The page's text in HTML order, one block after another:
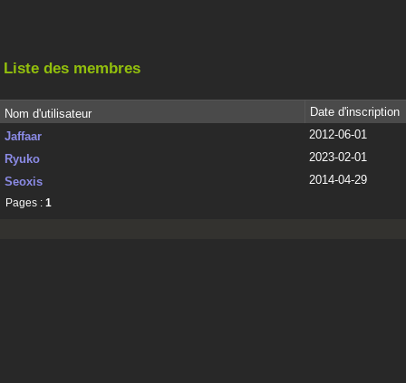
Liste des membres
Nom d'utilisateur
Date d'inscription
Jaffaar
2012-06-01
Ryuko
2023-02-01
Seoxis
2014-04-29
Pages : 1